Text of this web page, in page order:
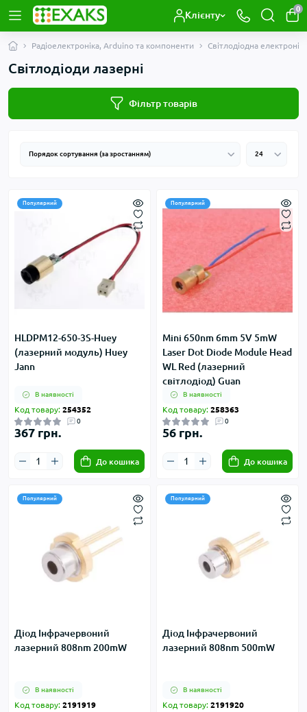
Клієнту
0
Радіоелектроніка, Arduino та компоненти Світлодіодна електроніка
Світлодіоди лазерні
Фільтр товарів
Популярний
HLDPM12-650-3S-Huey
(лазерний модуль) Huey
Jann
В наявності
Код товару: 254352
0
367 грн.
До кошика
Популярний
Mini 650nm 6mm 5V 5mW
Laser Dot Diode Module Head
WL Red (лазерний
світлодіод) Guan
В наявності
Код товару: 258363
0
56 грн.
До кошика
Популярний
Діод Інфрачервоний
лазерний 808nm 200mW
В наявності
Код товару: 2191919
Популярний
Діод Інфрачервоний
лазерний 808nm 500mW
В наявності
Код товару: 2191920